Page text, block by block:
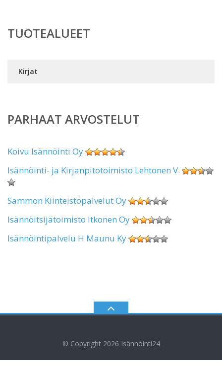
TUOTEALUEET
Kirjat
PARHAAT ARVOSTELUT
Koivu Isännöinti Oy
Isännöinti- ja Kirjanpitotoimisto Lehtonen V.
Sammon Kiinteistöpalvelut Oy
Isännöitsijätoimisto Itkonen Oy
Isännöintipalvelu H Maunu Ky
© Copyright 2026 Isännöinti24